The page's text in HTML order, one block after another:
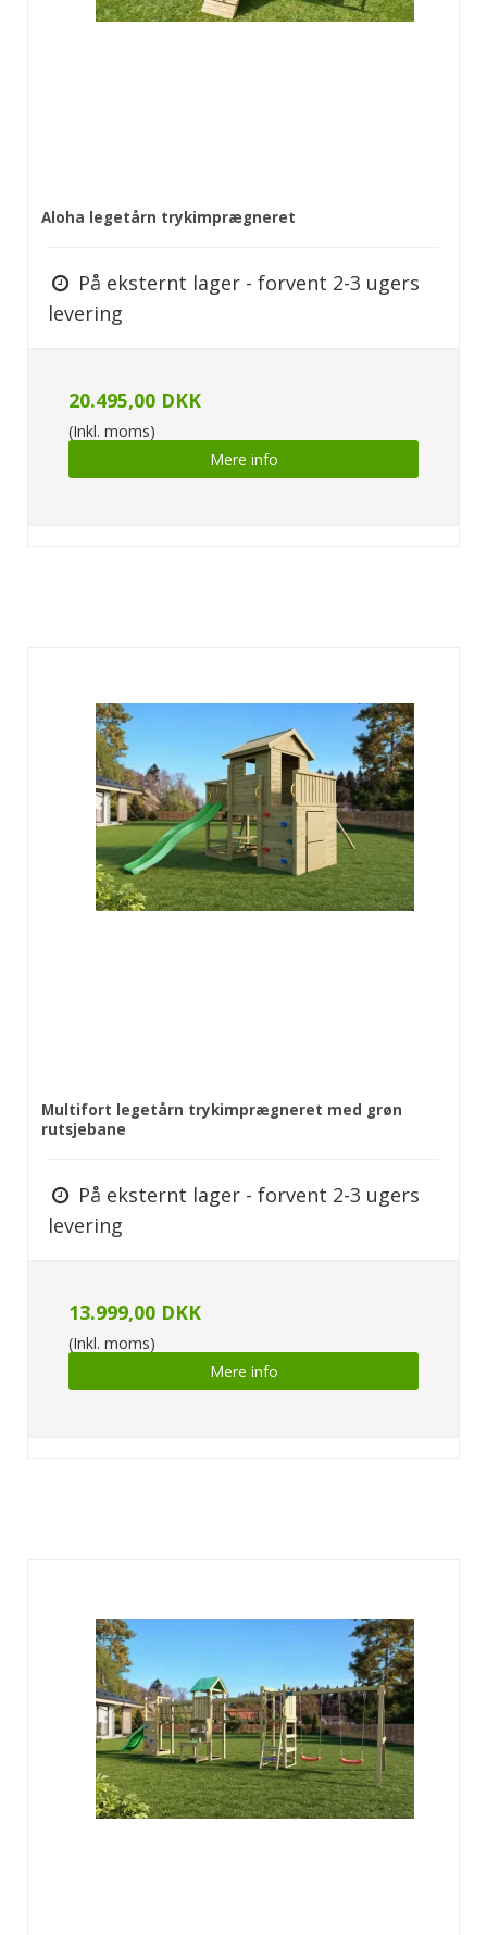
Aloha legetårn trykimprægneret
På eksternt lager - forvent 2-3 ugers
levering
20.495,00 DKK
(Inkl. moms)
Mere info
Multifort legetårn trykimprægneret med grøn
rutsjebane
På eksternt lager - forvent 2-3 ugers
levering
13.999,00 DKK
(Inkl. moms)
Mere info